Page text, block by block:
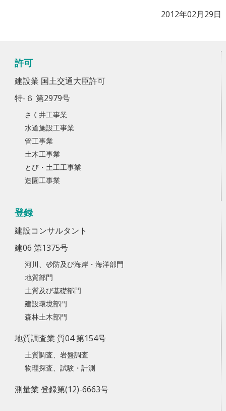
2012年02月29日
許可
建設業 国土交通大臣許可
特-６ 第2979号
さく井工事業
水道施設工事業
管工事業
土木工事業
とび・土工工事業
造園工事業
登録
建設コンサルタント
建06 第1375号
河川、砂防及び海岸・海洋部門
地質部門
土質及び基礎部門
建設環境部門
森林土木部門
地質調査業 質04 第154号
土質調査、岩盤調査
物理探査、試験・計測
測量業 登録第(12)-6663号